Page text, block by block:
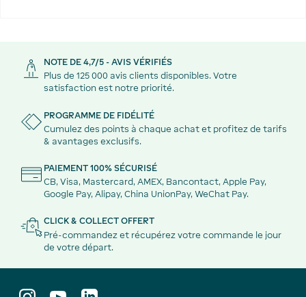
NOTE DE 4,7/5 - AVIS VÉRIFIÉS
Plus de 125 000 avis clients disponibles. Votre
satisfaction est notre priorité.
PROGRAMME DE FIDÉLITÉ
Cumulez des points à chaque achat et profitez de tarifs
& avantages exclusifs.
PAIEMENT 100% SÉCURISÉ
CB, Visa, Mastercard, AMEX, Bancontact, Apple Pay,
Google Pay, Alipay, China UnionPay, WeChat Pay.
CLICK & COLLECT OFFERT
Pré-commandez et récupérez votre commande le jour
de votre départ.